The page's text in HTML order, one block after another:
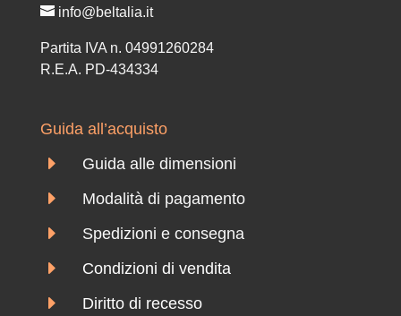
info@beltalia.it
Partita IVA n. 04991260284
R.E.A. PD-434334
Guida all’acquisto
E Guida alle dimensioni
E Modalità di pagamento
E Spedizioni e consegna
E Condizioni di vendita
E Diritto di recesso